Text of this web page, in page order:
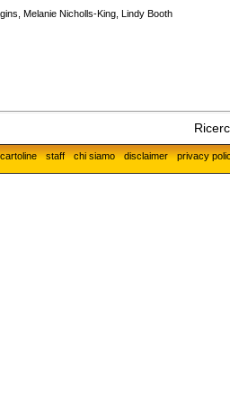
Melanie Nicholls-King, Lindy Booth
privacy
disclaimer
chi siamo
staff
cartoline